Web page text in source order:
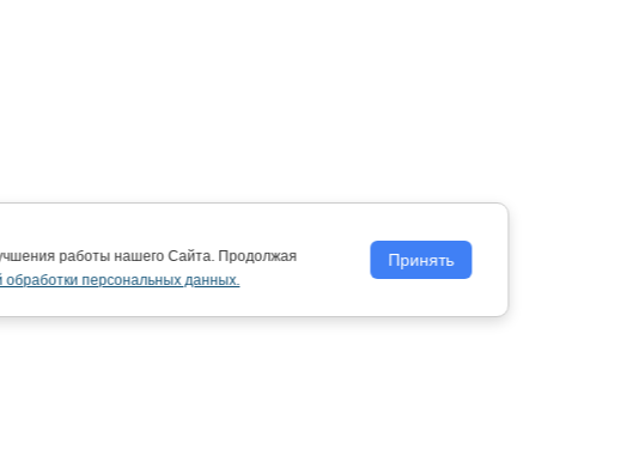
работы нашего Сайта. Продолжая
обработки персональных данных.
Принять